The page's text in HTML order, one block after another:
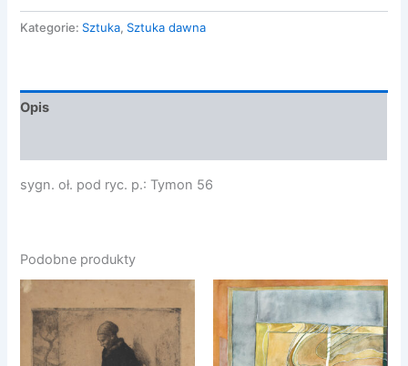
Tymon
-
Kategorie: Sztuka, Sztuka dawna
Opis
sygn. oł. pod ryc. p.: Tymon 56
Podobne produkty